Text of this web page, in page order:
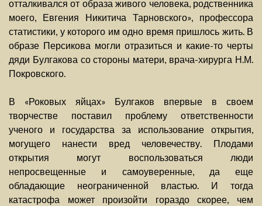
отталкивался от образа живого человека, родственника
моего, Евгения Никитича Тарновского», профессора
статистики, у которого им одно время пришлось жить. В
образе Персикова могли отразиться и какие-то черты
дяди Булгакова со стороны матери, врача-хирурга Н.М.
Покровского.
В «Роковых яйцах» Булгаков впервые в своем
творчестве поставил проблему ответственности
ученого и государства за использование открытия,
могущего нанести вред человечеству. Плодами
открытия могут воспользоваться люди
непросвещенные и самоуверенные, да еще
обладающие неограниченной властью. И тогда
катастрофа может произойти гораздо скорее, чем